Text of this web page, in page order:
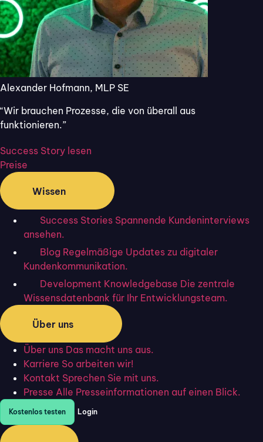
Alexander Hofmann, MLP SE
“Wir brauchen Prozesse, die von überall aus
funktionieren.”
Success Story lesen
Preise
Wissen
Success Stories Spannende Kundeninterviews
ansehen.
Blog Regelmäßige Updates zu digitaler
Kundenkommunikation.
Development Knowledgebase Die zentrale
Wissensdatenbank für Ihr Entwicklungsteam.
Über uns
Über uns Das macht uns aus.
Karriere So arbeiten wir!
Kontakt Sprechen Sie mit uns.
Presse Alle Presseinformationen auf einen Blick.
Kostenlos testen Login
Crowdinvesting – Prozess.
Unser Redesign: Flixcheck jetzt
noch intuitiver, noch
moderner und noch besser!
sieht es nun aus…
Corporate Housekeeping:
Definition und Aufgaben